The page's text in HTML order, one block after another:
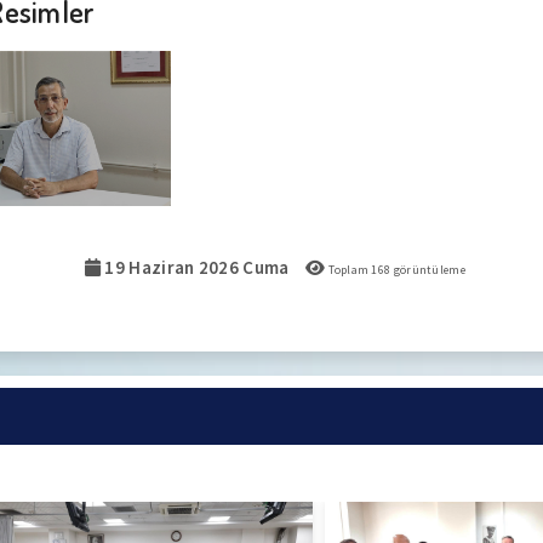
19 Haziran 2026 Cuma Toplam 168 görüntüleme